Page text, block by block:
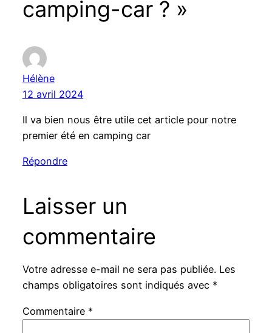
camping-car ? »
Hélène
12 avril 2024
Il va bien nous être utile cet article pour notre
premier été en camping car
Répondre
Laisser un
commentaire
Votre adresse e-mail ne sera pas publiée. Les
champs obligatoires sont indiqués avec *
Commentaire *